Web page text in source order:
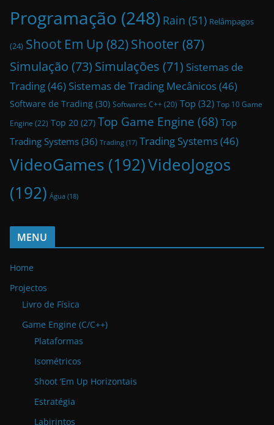
Programação (248) Rain (51) Relâmpagos
(24) Shoot Em Up (82)Shooter (87)
Simulação (73) Simulações (71) Sistemas de
Trading(46) Sistemas de Trading Mecânicos(46)
Software de Trading (30) Softwares C++ (20) Top (32) Top 10 Game
Engine (22) Top 20 (27) Top Game Engine (68) Top
Trading Systems (36) Trading (17) Trading Systems(46)
VideoGames (192)VideoJogos
(192) Água (18)
MENU
Home
Projectos
Livro de Física
Game Engine (C/C++)
Plataformas
Isométricos
Shoot ‘Em Up Horizontais
Estratégia
Labirintos